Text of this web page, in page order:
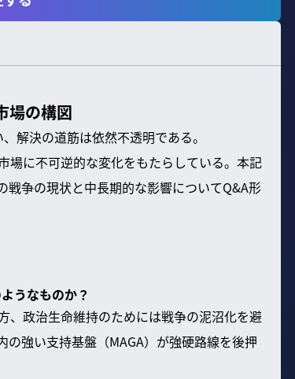
場の構図
解決の道筋は依然不透明である。
場に不可逆的な変化をもたらしている。本記
争の現状と中長期的な影響についてQ&A形
うなものか？
、政治生命維持のためには戦争の泥沼化を避
強い支持基盤（MAGA）が強硬路線を後押